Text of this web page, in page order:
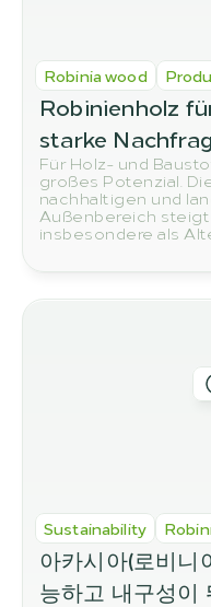
Robinia wood
Robinienholz
starke
Für Holz- und
großes Potenzial.
nachhaltigen und
Außenbereich
insbesondere als
Sustainability
아카시아(로비니
능하고 내구성이